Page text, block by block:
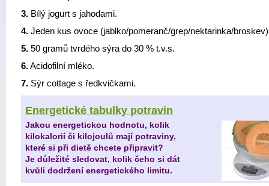
3. Bílý jogurt s jahodami.
4. Jeden kus ovoce (jablko/pomeranč/grep/nektarinka/
5. 50 gramů tvrdého sýra do 30 % t.v.s.
6.Acidofilní mléko.
7. Sýr cottage s ředkvičkami.
Energetické tabulky potravin
Jakou energetickou hodnotu, kolik
kilokalorií či kilojoulů mají potraviny,
které si při dietě chcete připravit?
Je důležité sledovat, kolik čeho si dát
kvůli dodržení energetického limitu.